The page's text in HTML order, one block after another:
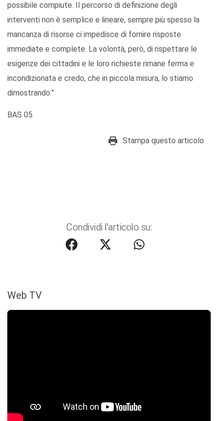
possibile compiute. Il percorso di definizione degli
interventi non è semplice e lineare, sempre più spesso la
mancanza di risorse ci impedisce di fornire risposte
immediate e complete. La volontà, però, di rispettare le
esigenze dei cittadini e le loro richieste rimane ferma e
incondizionata e credo, che in piccola misura, lo stiamo
dimostrando.”
BAS 05
Stampa questo articolo
Condividi l'articolo su:
Web TV